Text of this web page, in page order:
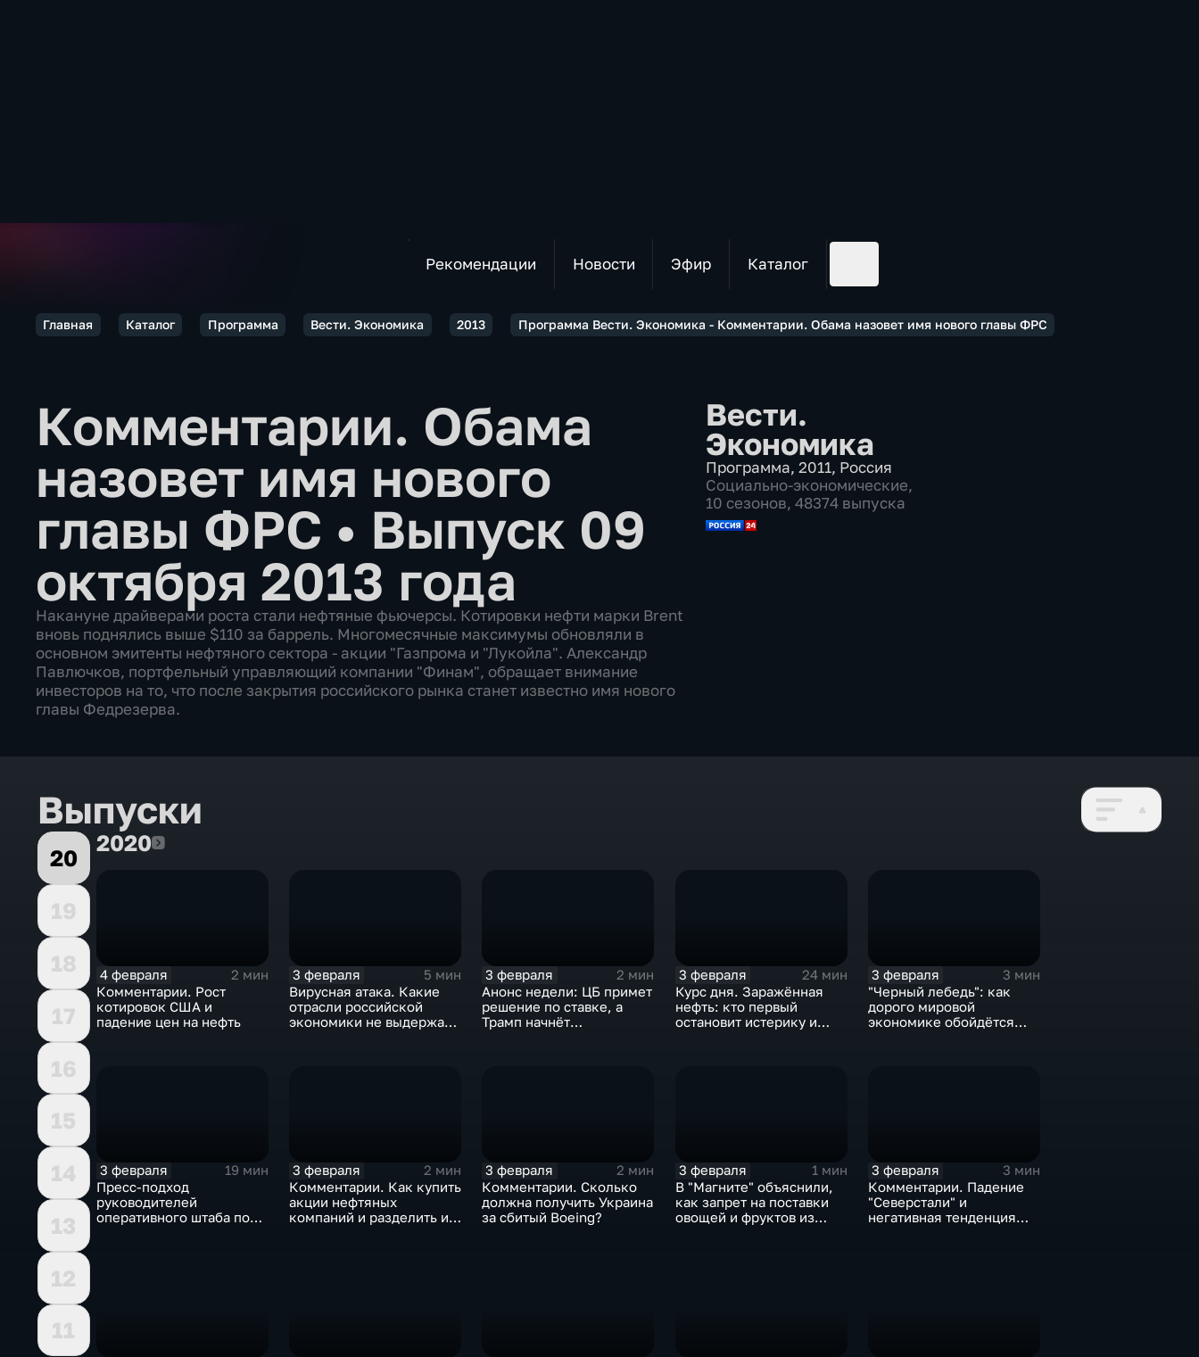
Рекомендации Новости Эфир Каталог
Главная Каталог Программа Вести. Экономика 2013 Программа Вести. Экономика - Комментарии. Обама назовет имя нового главы ФРС
Комментарии. Обама
назовет имя нового
главы ФРС • Выпуск 09
октября 2013 года
Накануне драйверами роста стали нефтяные фьючерсы. Котировки нефти марки Brent
вновь поднялись выше $110 за баррель. Многомесячные максимумы обновляли в
основном эмитенты нефтяного сектора - акции "Газпрома и "Лукойла". Александр
Павлючков, портфельный управляющий компании "Финам", обращает внимание
инвесторов на то, что после закрытия российского рынка станет известно имя нового
главы Федрезерва.
Вести.
Экономика
Программа, 2011, Россия
Социально-экономические,
10 сезонов, 48374 выпуска
Выпуски
20
19
18
17
16
15
14
13
12
11
20202020
4 февраля
2 мин
Комментарии. Рост
котировок США и
падение цен на нефть
3 февраля
5 мин
Вирусная атака. Какие
отрасли российской
экономики не выдержат
3 февраля
2 мин
Анонс недели: ЦБ примет
решение по ставке, а
Трамп начнёт
3 февраля
24 мин
Курс дня. Заражённая
нефть: кто первый
остановит истерику и
3 февраля
3 мин
"Черный лебедь": как
дорого мировой
экономике обойдётся
3 февраля
19 мин
Пресс-подход
руководителей
оперативного штаба по
3 февраля
2 мин
Комментарии. Как купить
акции нефтяных
компаний и разделить их
3 февраля
2 мин
Комментарии. Сколько
должна получить Украина
за сбитый Boeing?
3 февраля
1 мин
В "Магните" объяснили,
как запрет на поставки
овощей и фруктов из
3 февраля
3 мин
Комментарии. Падение
"Северстали" и
негативная тенденция